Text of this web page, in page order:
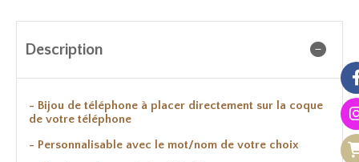
Description
- Bijou de téléphone à placer directement sur la coque
de votre téléphone
- Personnalisable avec le mot/nom de votre choix